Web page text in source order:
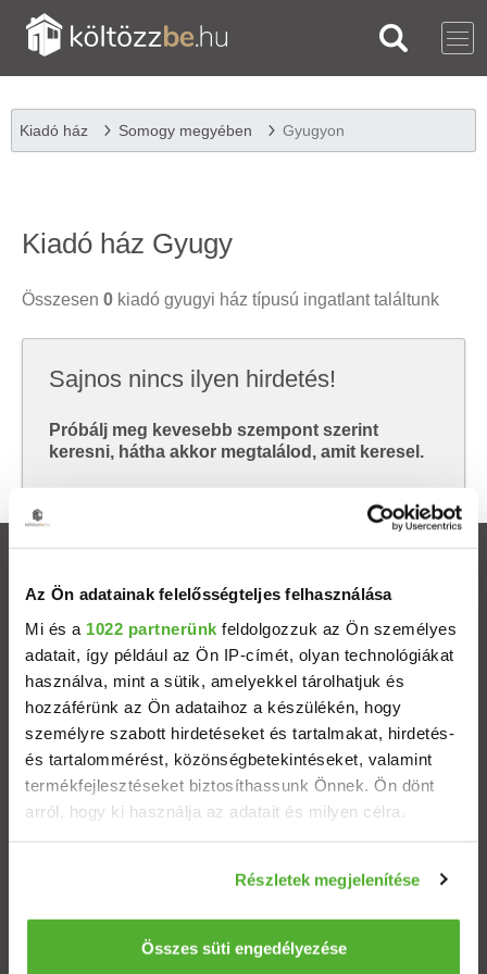
Az Ön adatainak felelősségteljes felhasználása
Mi és a 1022 partnerünk feldolgozzuk az Ön személyes
adatait, így például az Ön IP-címét, olyan technológiákat
használva, mint a sütik, amelyekkel tárolhatjuk és
hozzáférünk az Ön adataihoz a készülékén, hogy
személyre szabott hirdetéseket és tartalmakat, hirdetés-
és tartalommérést, közönségbetekintéseket, valamint
termékfejlesztéseket biztosíthassunk Önnek. Ön dönt
arról, hogy ki használja az adatait és milyen célra.
Információgyűjtés az Ön földrajzi elhelyezkedéséről
pár méteres pontossággal
Az Ön készülékén beazonosítása annak konkrét
Részletek megjelenítése
Összes süti engedélyezése
Kiadó ház Somogy megyében Gyugyon
Kiadó ház Gyugy
Összesen 0 kiadó gyugyi ház típusú ingatlant találtunk
Sajnos nincs ilyen hirdetés!
Próbálj meg kevesebb szempont szerint
keresni, hátha akkor megtalálod, amit keresel.
Eladó házak
Eladó lakások
Települések
Albérletek
Adatvédelem Etikai kódex